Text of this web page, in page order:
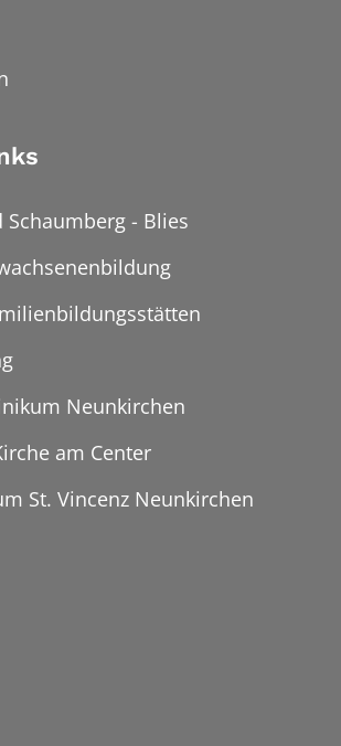
Schaumberg - Blies
Neunkirchen
am Center
St. Vincenz Neunkirchen